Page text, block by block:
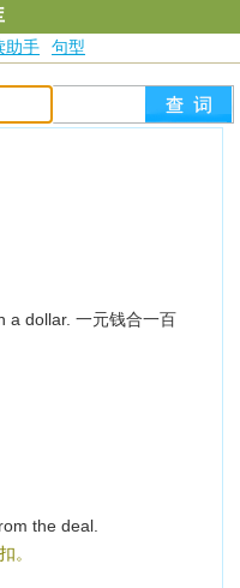
助手 句型
a dollar. 一元钱合一百
the deal.
。